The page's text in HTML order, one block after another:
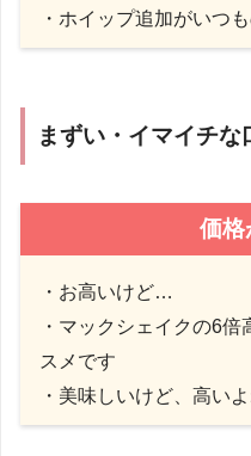
・ホイップ追加がいつ
まずい・イマイチな
価
・ お高いけど…
・ マックシェイクの6倍
スメです
・美味しいけど、高い